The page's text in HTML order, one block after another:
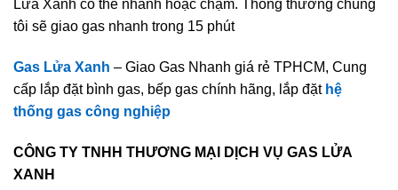
Lửa Xanh có thể nhanh hoặc chậm. Thông thường chúng
tôi sẽ giao gas nhanh trong 15 phút
Gas Lửa Xanh – Giao Gas Nhanh giá rẻ TPHCM, Cung
cấp lắp đặt bình gas, bếp gas chính hãng, lắp đặt hệ
thống gas công nghiệp
CÔNG TY TNHH THƯƠNG MẠI DỊCH VỤ GAS LỬA
XANH